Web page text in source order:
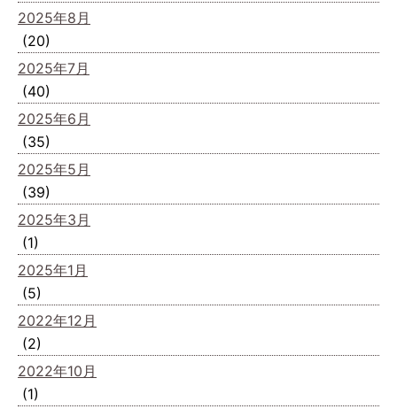
2025年8月
(20)
2025年7月
(40)
2025年6月
(35)
2025年5月
(39)
2025年3月
(1)
2025年1月
(5)
2022年12月
(2)
2022年10月
(1)